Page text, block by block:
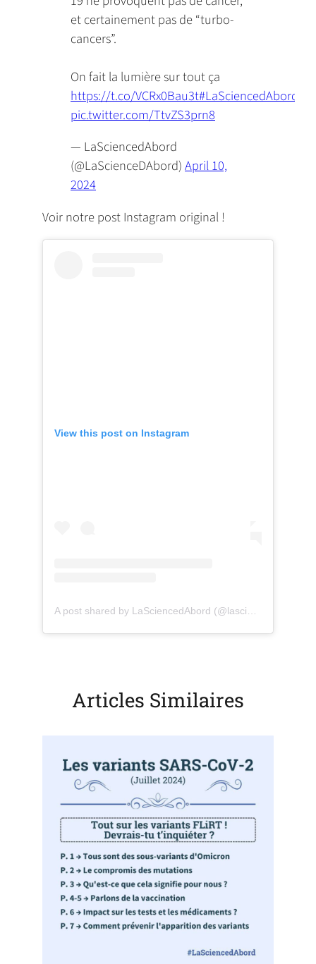
et certainement pas de “turbo-
cancers”.
On fait la lumière sur tout ça
https://t.co/VCRx0Bau3t#LaSciencedAbord
pic.twitter.com/TtvZS3prn8
— LaSciencedAbord
(@LaScienceDAbord)April 10,
2024
Voir notre post Instagram original !
View this post on Instagram
A post shared by LaSciencedAbord (@lasciencedabord)
Articles Similaires